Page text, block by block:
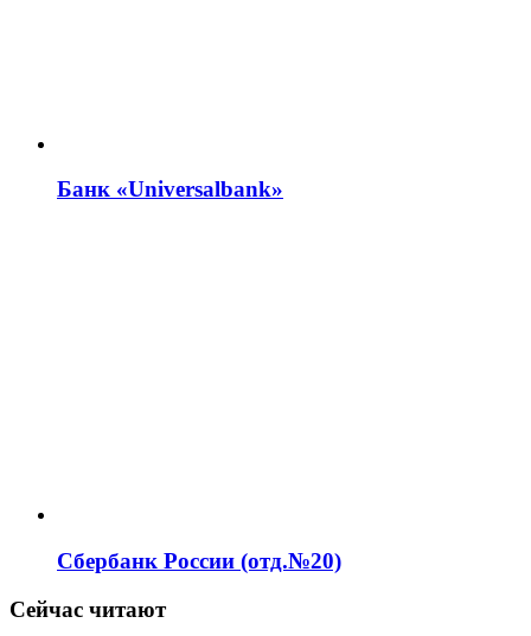
Банк «Universalbank»
Сбербанк России (отд.№20)
Сейчас читают